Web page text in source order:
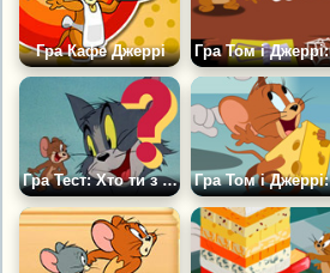
Гра Кафе Джеррі
Гра Тест: Хто ти з Тома і Джеррі?